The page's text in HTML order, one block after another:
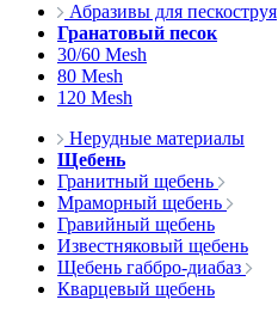
Абразивы для пескоструя
Гранатовый песок
30/60 Mesh
80 Mesh
120 Mesh
Нерудные материалы
Щебень
Гранитный щебень
Мраморный щебень
Гравийный щебень
Известняковый щебень
Щебень габбро-диабаз
Кварцевый щебень